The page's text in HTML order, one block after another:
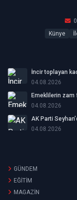
Künye
İncir toplayan
04.08.2026
Emeklilerin zam
04.08.2026
AK Parti
04.08.2026
GÜNDEM
EĞİTİM
MAGAZİN